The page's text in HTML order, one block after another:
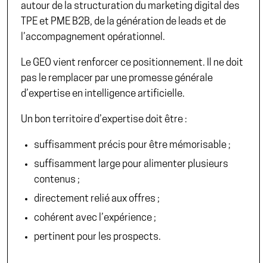
autour de la structuration du marketing digital des
TPE et PME B2B, de la génération de leads et de
l’accompagnement opérationnel.
Le GEO vient renforcer ce positionnement. Il ne doit
pas le remplacer par une promesse générale
d’expertise en intelligence artificielle.
Un bon territoire d’expertise doit être :
suffisamment précis pour être mémorisable ;
suffisamment large pour alimenter plusieurs
contenus ;
directement relié aux offres ;
cohérent avec l’expérience ;
pertinent pour les prospects.